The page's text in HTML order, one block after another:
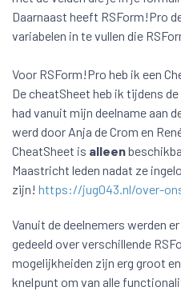
Daarnaast heeft RSForm!Pro
variabelen in te vullen die
Voor RSForm!Pro heb ik een
De cheatSheet heb ik tijdens
had vanuit mijn deelname aan
werd door Anja de Crom en
CheatSheet is alleen
Maastricht leden nadat ze
zijn! https://jug043.nl/over-
Vanuit de deelnemers werden
gedeeld over verschillende
mogelijkheiden zijn erg groot
knelpunt om van alle